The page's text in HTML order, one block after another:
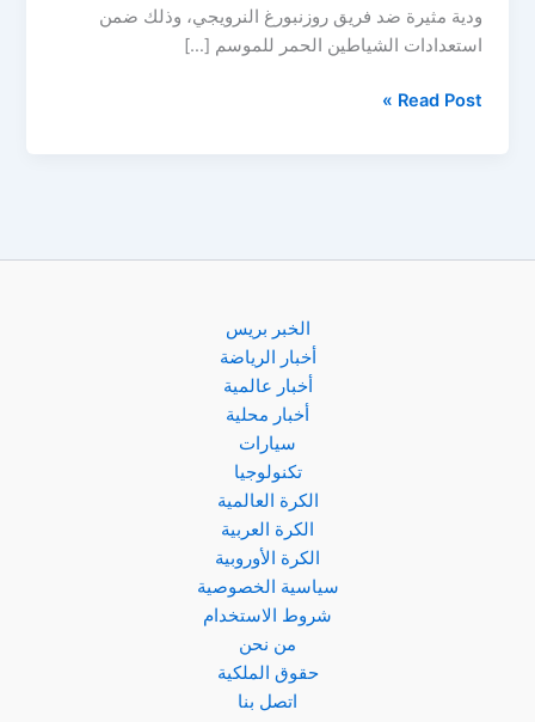
ودية مثيرة ضد فريق روزنبورغ النرويجي، وذلك ضمن
استعدادات الشياطين الحمر للموسم […]
مانشستر
Read Post »
الخبر بريس
أخبار الرياضة
أخبار عالمية
أخبار محلية
سيارات
تكنولوجيا
الكرة العالمية
الكرة العربية
الكرة الأوروبية
سياسية الخصوصية
شروط الاستخدام
من نحن
حقوق الملكية
اتصل بنا